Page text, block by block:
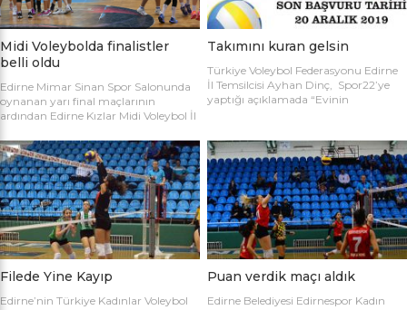
Midi Voleybolda finalistler
belli oldu
Edirne Mimar Sinan Spor Salonunda
oynanan yarı final maçlarının
ardından Edirne Kızlar Midi Voleybol İl
oynamaya hak kazanan takımlar
belirlendi. İlk oynanan yarı final
maçında Atletik Trakya takımını 25-
17, 25-7 ve 25-20’lik setlerle 3-0
mağlup eden Keşan Yıldızı takımı
finale adını ilk yazdıran takım oldu.
Oynanan ikinci maçta Avrupa
Yıldızları ile Kırcasalih […]
Takımını kuran gelsin
Türkiye Voleybol Federasyonu Edirne
İl Temsilcisi Ayhan Dinç, Spor22’ye
yaptığı açıklamada “Evinin
Temsilciliği olarak “Evinin Sultanları”
ismiyle Kadın Voleybol Turnuvası
organize ediliyor. 18 yaşını doldurmuş
tüm kadınların katılımına açık olan
turnuvaya katılım için takım
kaptanlarının sporcu listesini sağlık
raporlarıyla(sağlık ocağından
alınması yeterli) birlikte Gençlik Spor
İl […]
Filede Yine Kayıp
Edirne’nin Türkiye Kadınlar Voleybol
Puan verdik maçı aldık
Edirne Belediyesi Edirnespor Kadın